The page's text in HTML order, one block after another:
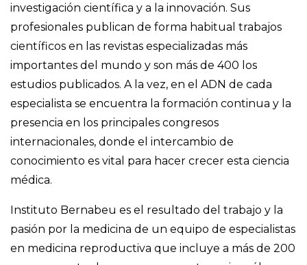
investigación científica y a la innovación. Sus
profesionales publican de forma habitual trabajos
científicos en las revistas especializadas más
importantes del mundo y son más de 400 los
estudios publicados. A la vez, en el ADN de cada
especialista se encuentra la formación continua y la
presencia en los principales congresos
internacionales, donde el intercambio de
conocimiento es vital para hacer crecer esta ciencia
médica.
Instituto Bernabeu es el resultado del trabajo y la
pasión por la medicina de un equipo de especialistas
en medicina reproductiva que incluye a más de 200